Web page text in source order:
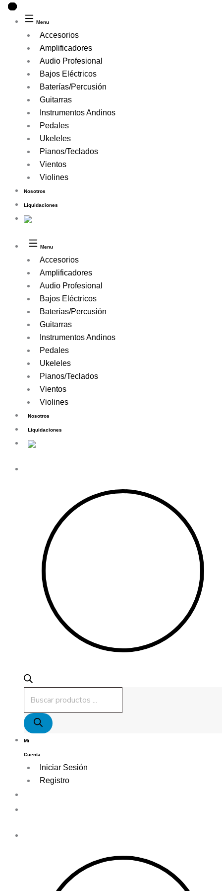
contenido
Menu
Accesorios
Amplificadores
Audio Profesional
Bajos Eléctricos
Baterías/Percusión
Guitarras
Instrumentos Andinos
Pedales
Ukeleles
Pianos/Teclados
Vientos
Violines
Nosotros
Liquidaciones
Menu
Accesorios
Amplificadores
Audio Profesional
Bajos Eléctricos
Baterías/Percusión
Guitarras
Instrumentos Andinos
Pedales
Ukeleles
Pianos/Teclados
Vientos
Violines
Nosotros
Liquidaciones
de
productos
Mi
Cuenta
Iniciar Sesión
Registro
de
productos